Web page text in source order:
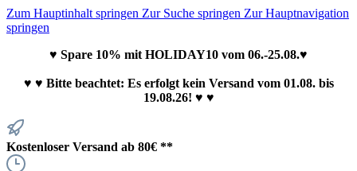
Zum Hauptinhalt springen Zur Suche springen Zur Hauptnavigation
springen
♥ Spare 10% mit HOLIDAY10 vom 06.-25.08.♥
♥ ♥ Bitte beachtet: Es erfolgt kein Versand vom 01.08. bis
19.08.26! ♥ ♥
Kostenloser Versand ab 80€ **